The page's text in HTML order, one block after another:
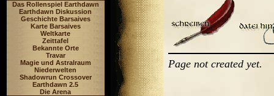
Das Rollenspiel Earthdawn
Earthdawn Diskussion
Geschichte Barsaives
Karte Barsaives
Weltkarte
Zeittafel
Bekannte Orte
Travar
Magie und Astralraum
Niederwelten
Shadowrun Crossover
Earthdawn 2.5
Die Arena
Page not created yet.